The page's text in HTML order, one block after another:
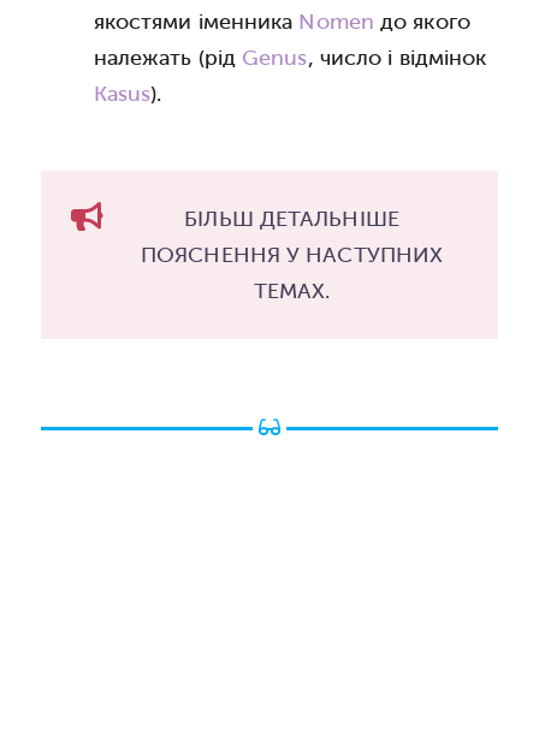
якостями іменника Nomen до якого
належать (рід Genus, число і відмінок
Kasus).
БІЛЬШ ДЕТАЛЬНІШЕ
ПОЯСНЕННЯ У НАСТУПНИХ
ТЕМАХ.